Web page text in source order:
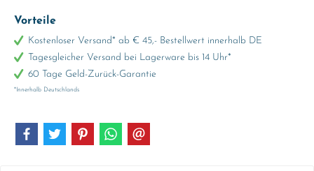
Vorteile
Kostenloser Versand* ab € 45,- Bestellwert innerhalb DE
Tagesgleicher Versand bei Lagerware bis 14 Uhr*
60 Tage Geld-Zurück-Garantie
*Innerhalb Deutschlands